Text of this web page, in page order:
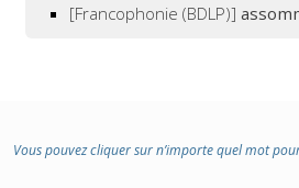
[Francophonie (BDLP)]
Vous pouvez cliquer sur n’importe quel mot